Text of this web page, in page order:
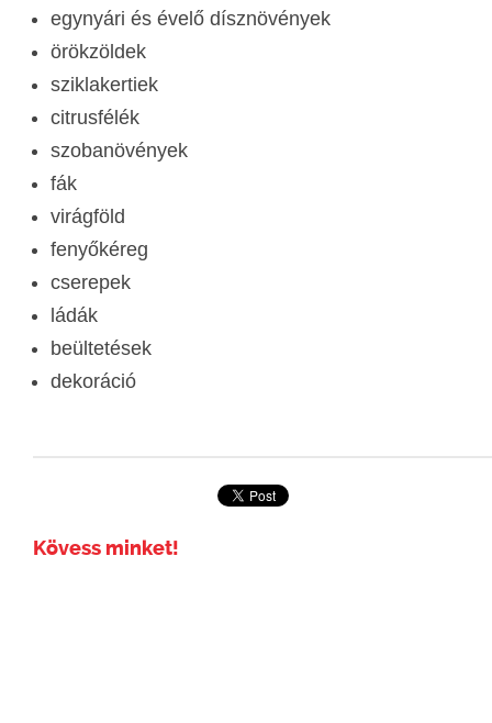
egynyári és évelő dísznövények
örökzöldek
sziklakertiek
citrusfélék
szobanövények
fák
virágföld
fenyőkéreg
cserepek
ládák
beültetések
dekoráció
Kövess minket!